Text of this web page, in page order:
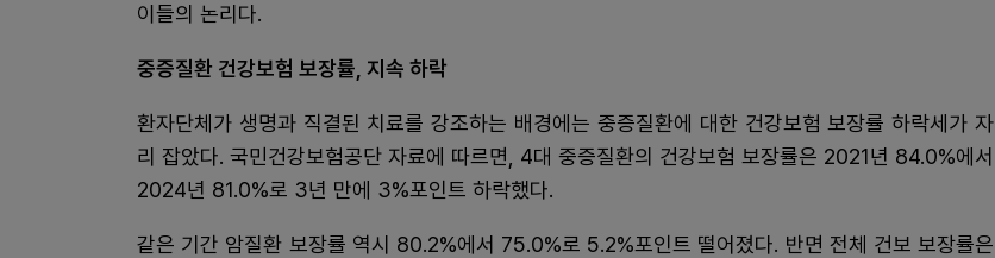
이들의 논리다.
중증질환 건강보험 보장률, 지속 하락
환자단체가 생명과 직결된 치료를 강조하는 배경에는 중증질환에 대한 건강보험 보장률 하락세가 자
리 잡았다. 국민건강보험공단 자료에 따르면, 4대 중증질환의 건강보험 보장률은 2021년 84.0%에서
2024년 81.0%로 3년 만에 3%포인트 하락했다.
같은 기간 암질환 보장률 역시 80.2%에서 75.0%로 5.2%포인트 떨어졌다. 반면 전체 건보 보장률은